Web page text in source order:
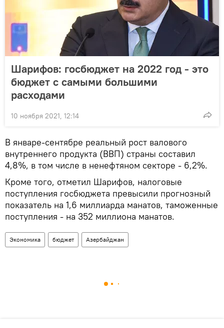
Шарифов: госбюджет на 2022 год - это
бюджет с самыми большими
расходами
10 ноября 2021, 12:14
В январе-сентябре реальный рост валового
внутреннего продукта (ВВП) страны составил
4,8%, в том числе в ненефтяном секторе - 6,2%.
Кроме того, отметил Шарифов, налоговые
поступления госбюджета превысили прогнозный
показатель на 1,6 миллиарда манатов, таможенные
поступления - на 352 миллиона манатов.
Экономика бюджет Азербайджан